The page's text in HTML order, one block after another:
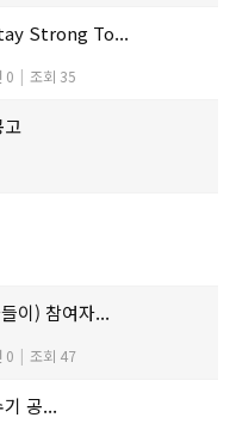
Strong To...
0 | 조회 35
고
이) 참여자...
0 | 조회 47
공...